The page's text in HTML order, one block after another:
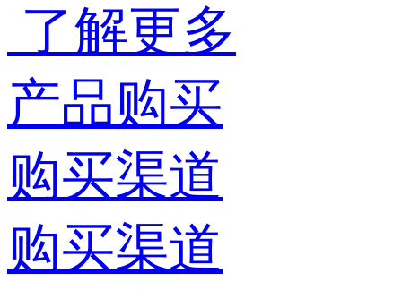
了解更多
产品购买
购买渠道
购买渠道